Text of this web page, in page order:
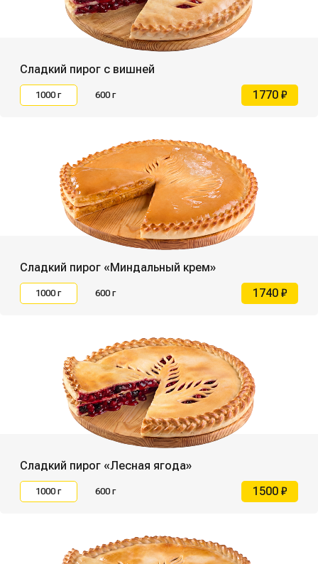
Сладкий пирог с вишней
1000 г 600 г 1770 ₽
Сладкий пирог «Миндальный крем»
1000 г 600 г 1740 ₽
Сладкий пирог «Лесная ягода»
1000 г 600 г 1500 ₽